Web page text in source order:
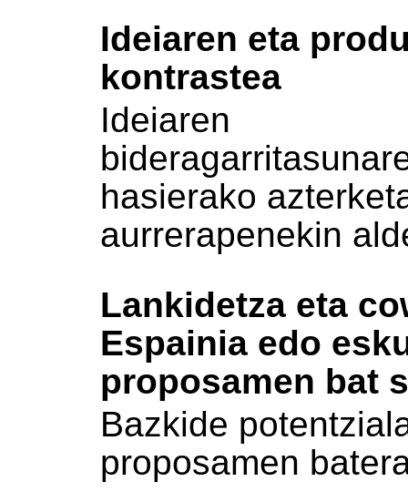
Ideiaren eta
kontrastea
Ideiaren
hasierako
aurrerapenekin
Lankidetza eta
Espainia edo
proposamen bat
Bazkide
proposamen